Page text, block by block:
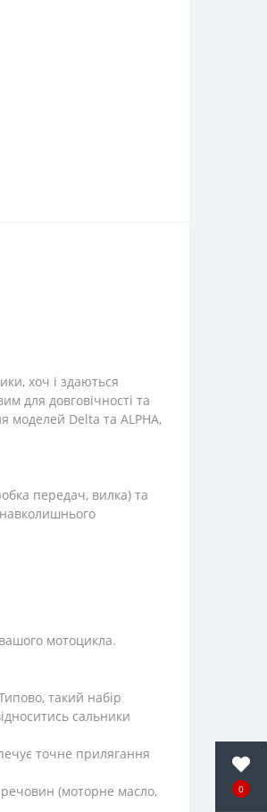
0
хоч і здаються
для довговічності та
моделей Delta та ALPHA,
передач, вилка) та
мотоцикла.
такий набір
сальники
точне прилягання
речовин (моторне масло,